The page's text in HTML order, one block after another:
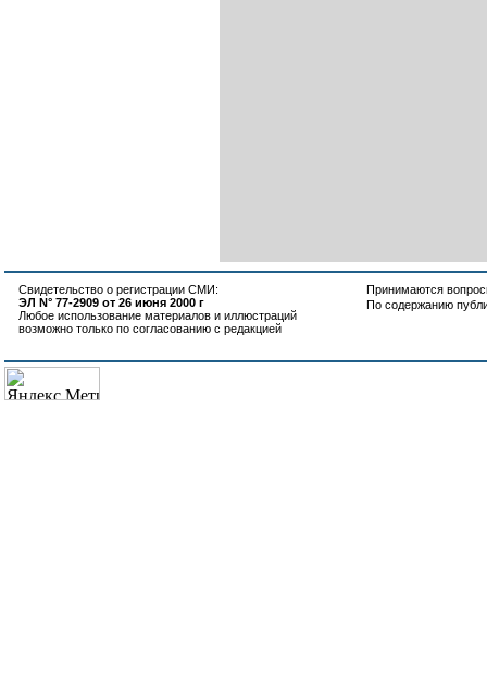
Свидетельство о регистрации СМИ:
ЭЛ N° 77-2909 от 26 июня 2000 г
Любое использование материалов и иллюстраций
возможно только по согласованию с редакцией
Принимаются
По содержанию